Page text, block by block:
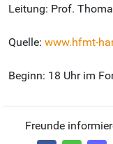
Leitung: Prof.
Quelle: www.hfmt-
Beginn: 18 Uhr im
Freunde